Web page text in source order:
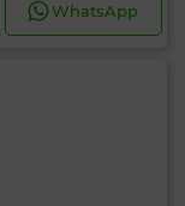
WhatsApp